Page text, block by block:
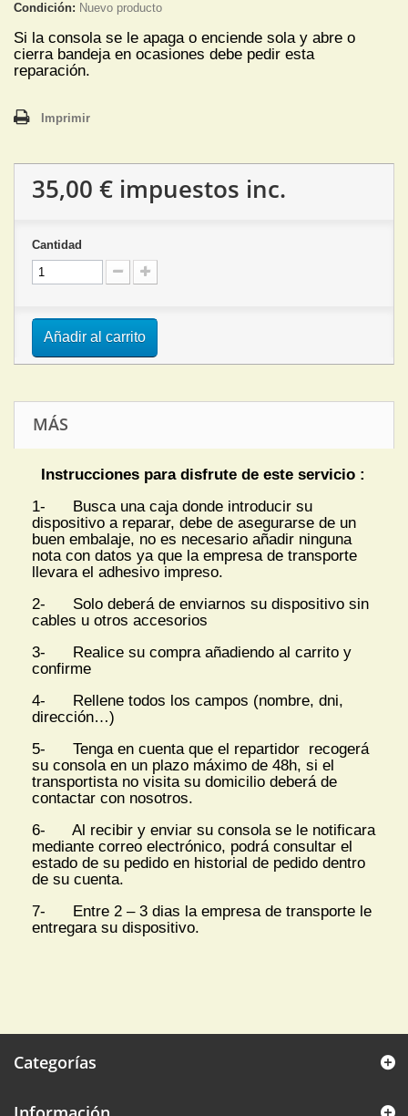
Condición: Nuevo producto
Si la consola se le apaga o enciende sola y abre o
cierra bandeja en ocasiones debe pedir esta
reparación.
Imprimir
35,00 € impuestos inc.
Cantidad
Añadir al carrito
MÁS
Instrucciones para disfrute de este servicio :
1- Busca una caja donde introducir su
dispositivo a reparar, debe de asegurarse de un
buen embalaje, no es necesario añadir ninguna
nota con datos ya que la empresa de transporte
llevara el adhesivo impreso.
2- Solo deberá de enviarnos su dispositivo sin
cables u otros accesorios
3- Realice su compra añadiendo al carrito y
confirme
4- Rellene todos los campos (nombre, dni,
dirección…)
5- Tenga en cuenta que el repartidor recogerá
su consola en un plazo máximo de 48h, si el
transportista no visita su domicilio deberá de
contactar con nosotros.
6- Al recibir y enviar su consola se le notificara
mediante correo electrónico, podrá consultar el
estado de su pedido en historial de pedido dentro
de su cuenta.
7- Entre 2 – 3 dias la empresa de transporte le
entregara su dispositivo.
Categorías